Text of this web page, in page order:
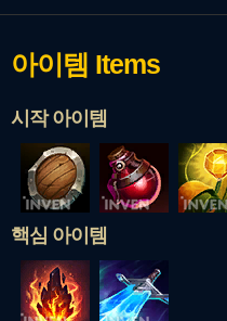
아이템 Items
시작 아이템
핵심 아이템